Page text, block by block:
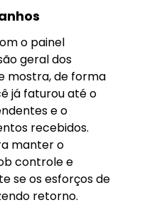
o painel
geral dos
mostra, de forma
já faturou até o
e o
recebidos.
manter o
controle e
se os esforços de
retorno.